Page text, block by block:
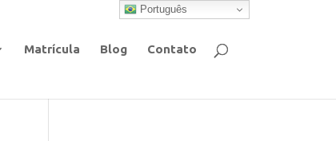
Matrícula Blog Contato
Português